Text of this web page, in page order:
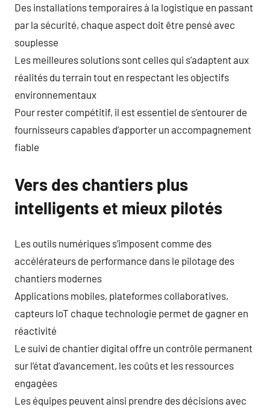
Des installations temporaires à la logistique en passant
par la sécurité, chaque aspect doit être pensé avec
souplesse
Les meilleures solutions sont celles qui s’adaptent aux
réalités du terrain tout en respectant les objectifs
environnementaux
Pour rester compétitif, il est essentiel de s’entourer de
fournisseurs capables d’apporter un accompagnement
fiable
Vers des chantiers plus
intelligents et mieux pilotés
Les outils numériques s’imposent comme des
accélérateurs de performance dans le pilotage des
chantiers modernes
Applications mobiles, plateformes collaboratives,
capteurs IoT chaque technologie permet de gagner en
réactivité
Le suivi de chantier digital offre un contrôle permanent
sur l’état d’avancement, les coûts et les ressources
engagées
Les équipes peuvent ainsi prendre des décisions avec